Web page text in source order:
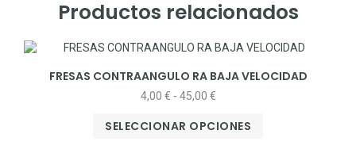
Productos relacionados
FRESAS CONTRAANGULO RA BAJA VELOCIDAD
4,00 € - 45,00 €
SELECCIONAR OPCIONES